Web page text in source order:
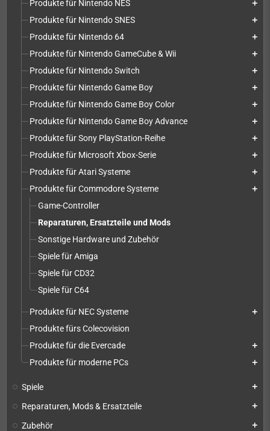
Produkte für Nintendo NES add
Produkte für Nintendo SNES add
Produkte für Nintendo 64 add
Produkte für Nintendo GameCube & Wii add
Produkte für Nintendo Switch add
Produkte für Nintendo Game Boy add
Produkte für Nintendo Game Boy Color add
Produkte für Nintendo Game Boy Advance add
Produkte für Sony PlayStation-Reihe add
Produkte für Microsoft Xbox-Serie add
Produkte für Atari Systeme add
Produkte für Commodore Systeme add
Game-Controller
Reparaturen, Ersatzteile und Mods
Sonstige Hardware und Zubehör
Spiele für Amiga
Spiele für CD32
Spiele für C64
Produkte für NEC Systeme add
Produkte fürs Colecovision
Produkte für die Evercade
add
Produkte für moderne PCs add
Spiele add
Reparaturen, Mods & Ersatzteile add
Zubehör add